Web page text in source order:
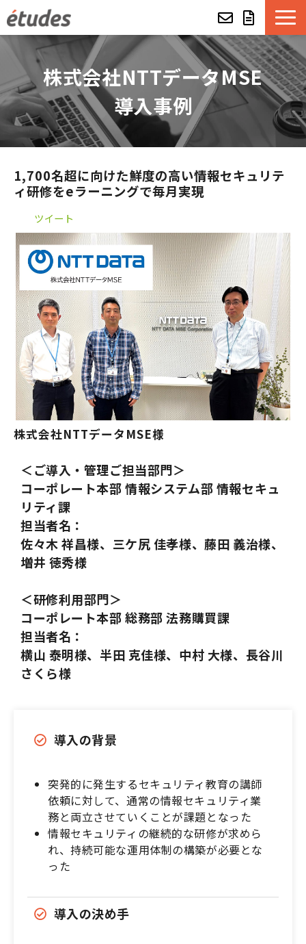
etudesとは
LMSの機能・特長
導入事例
eラーニング教材一覧
alue e-craft
etudes Classroom
お役立ち資料一覧
株式会社NTTデータMSE
導入事例
1,700名超に向けた鮮度の高い情報セキュリテ
ィ研修をeラーニングで毎月実現
ツイート
株式会社NTTデータMSE様
＜ご導入・管理ご担当部門＞
コーポレート本部 情報システム部 情報セキュ
リティ課
担当者名：
佐々木 祥昌様、三ケ尻 佳孝様、藤田 義治様、
増井 徳秀様
＜研修利用部門＞
コーポレート本部 総務部 法務購買課
担当者名：
横山 泰明様、半田 克佳様、中村 大様、長谷川
さくら様
導入の背景
突発的に発生するセキュリティ教育の講師
依頼に対して、通常の情報セキュリティ業
務と両立させていくことが課題となった
情報セキュリティの継続的な研修が求めら
れ、持続可能な運用体制の構築が必要とな
った
導入の決め手